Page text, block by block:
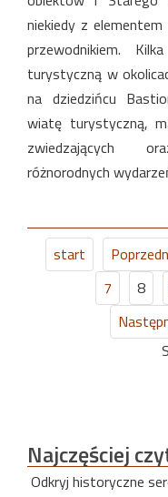
niekiedy z
przewodnikiem.
turystyczną w
na dziedzińcu
wiatę turystyczną,
zwiedzających
różnorodnych
start
7
8
Najczęściej
Odkryj historyczne